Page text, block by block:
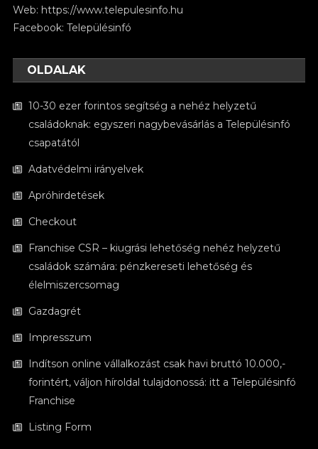
Web: https://www.telepulesinfo.hu
Facebook:Településinfó
OLDALAK
10-30 ezer forintos segítség a nehéz helyzetű
családoknak: egyszeri nagybevásárlás a Településinfó
csapatától
Adatvédelmi irányelvek
Apróhirdetések
Checkout
Franchise CSR – kiugrási lehetőség nehéz helyzetű
családok számára: pénzkereseti lehetőség és
élelmiszercsomag
Gazdagrét
Impresszum
Indítson online vállalkozást csak havi bruttó 10.000,-
forintért, váljon híroldal tulajdonossá: itt a Településinfó
Franchise
Listing Form